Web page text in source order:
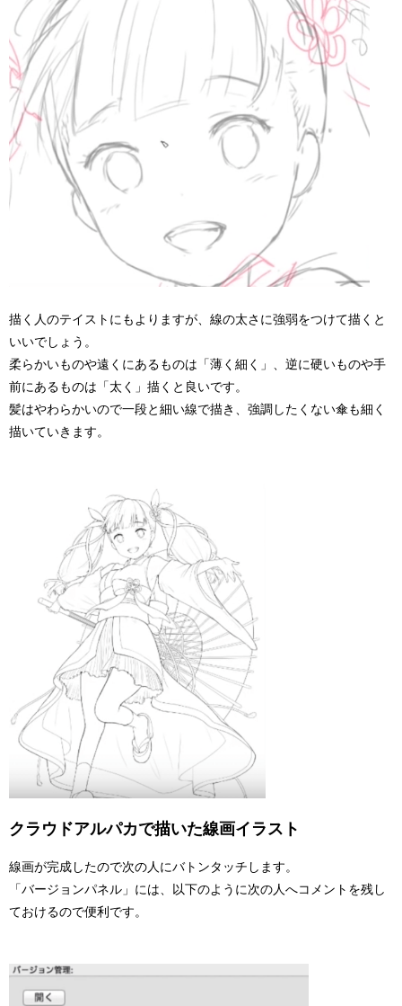
描く人のテイストにもよりますが、線の太さに強弱をつけて描くと
いいでしょう。
柔らかいものや遠くにあるものは「薄く細く」、逆に硬いものや手
前にあるものは「太く」描くと良いです。
髪はやわらかいので一段と細い線で描き、強調したくない傘も細く
描いていきます。
クラウドアルパカで描いた線画イラスト
線画が完成したので次の人にバトンタッチします。
「バージョンパネル」には、以下のように次の人へコメントを残し
ておけるので便利です。